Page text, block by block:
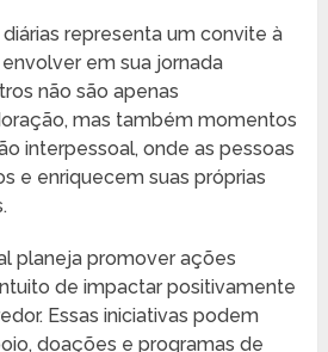
representa um convite à
em sua jornada
não são apenas
mas também momentos
interpessoal, onde as pessoas
e enriquecem suas próprias
planeja promover ações
de impactar positivamente
Essas iniciativas podem
doações e programas de